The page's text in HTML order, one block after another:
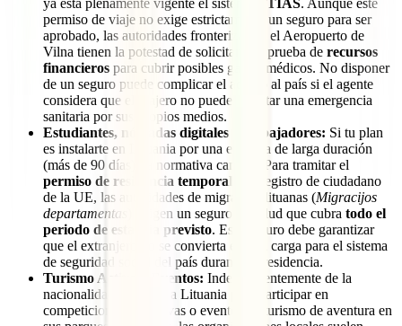
ya está plenamente vigente el sistema
ETIAS. Aunque este
permiso de viaje no exige estrictamente un seguro para ser
aprobado, las autoridades fronterizas en el Aeropuerto de
Vilna tienen la potestad de solicitar una prueba de recursos
financieros para cubrir posibles gastos médicos. No disponer
de un seguro puede complicar el acceso al país si el agente
considera que el viajero no puede afrontar una emergencia
sanitaria por sus propios medios.
Estudiantes, nómadas digitales y trabajadores: Si tu plan
es instalarte en Lituania por una estancia de larga duración
(más de 90 días), la normativa cambia. Para tramitar el
permiso de residencia temporal
o el registro de ciudadano
de la UE, las autoridades de migración lituanas (Migracijos
departamentas
) exigen un seguro de salud que cubra todo el
periodo de estancia previsto. Este seguro debe garantizar
que el extranjero no se convierta en una carga para el sistema
de seguridad social del país durante su residencia.
Turismo Activo y Eventos: Independientemente de la
nacionalidad, si viajas a Lituania para participar en
competiciones deportivas o eventos de turismo de aventura en